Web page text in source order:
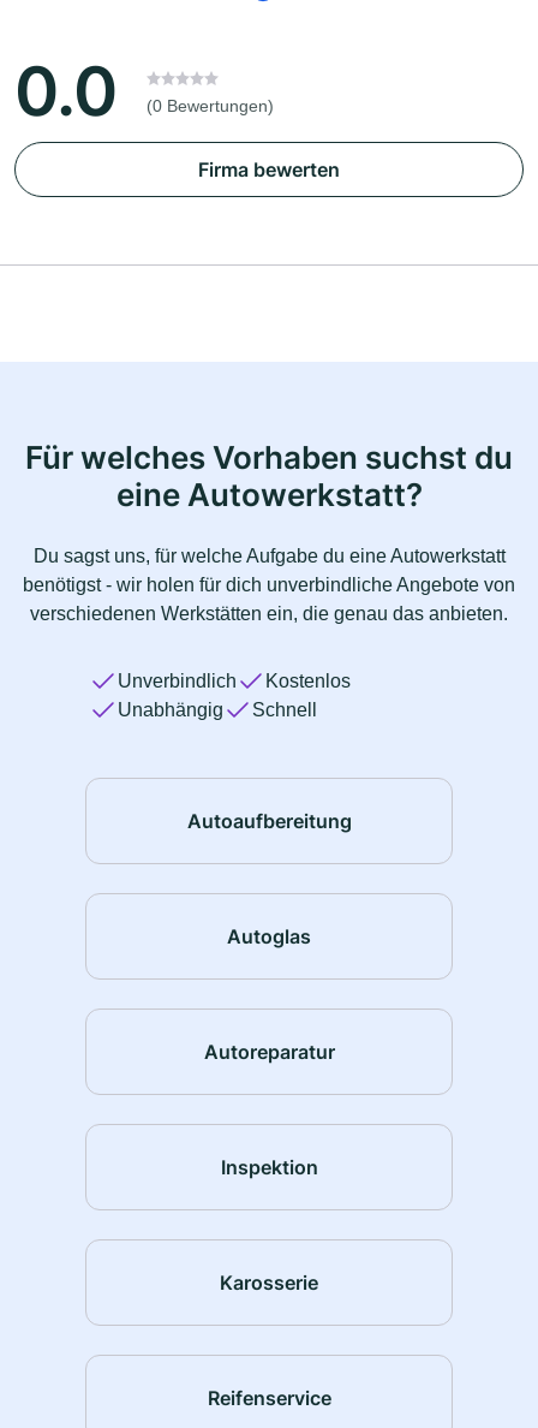
0.0 (0 Bewertungen)
Firma bewerten
Für welches Vorhaben suchst du
eine Autowerkstatt?
Du sagst uns, für welche Aufgabe du eine Autowerkstatt
benötigst - wir holen für dich unverbindliche Angebote von
verschiedenen Werkstätten ein, die genau das anbieten.
Unverbindlich
Kostenlos
Unabhängig
Schnell
Autoaufbereitung
Autoglas
Autoreparatur
Inspektion
Karosserie
Reifenservice